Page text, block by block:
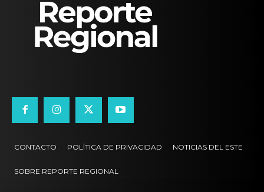
CONTACTO POLÍTICA DE PRIVACIDAD NOTICIAS DEL ESTE
SOBRE REPORTE REGIONAL